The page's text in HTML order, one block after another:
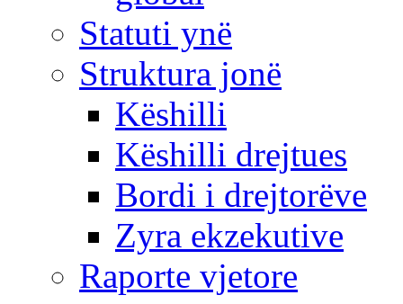
Statuti ynë
Struktura jonë
Këshilli
Këshilli drejtues
Bordi i drejtorëve
Zyra ekzekutive
Raporte vjetore